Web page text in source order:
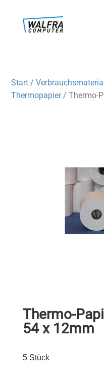
Start /
Thermopapier/ Thermo-
Thermo-
54 x 12mm
5 Stück